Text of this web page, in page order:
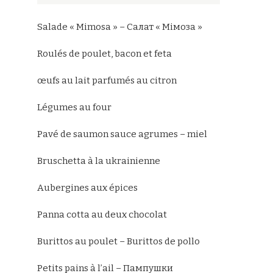
Salade « Mimosa » – Салат « Мімоза »
Roulés de poulet, bacon et feta
œufs au lait parfumés au citron
Légumes au four
Pavé de saumon sauce agrumes – miel
Bruschetta à la ukrainienne
Aubergines aux épices
Panna cotta au deux chocolat
Burittos au poulet – Burittos de pollo
Petits pains à l’ail – Пампушки